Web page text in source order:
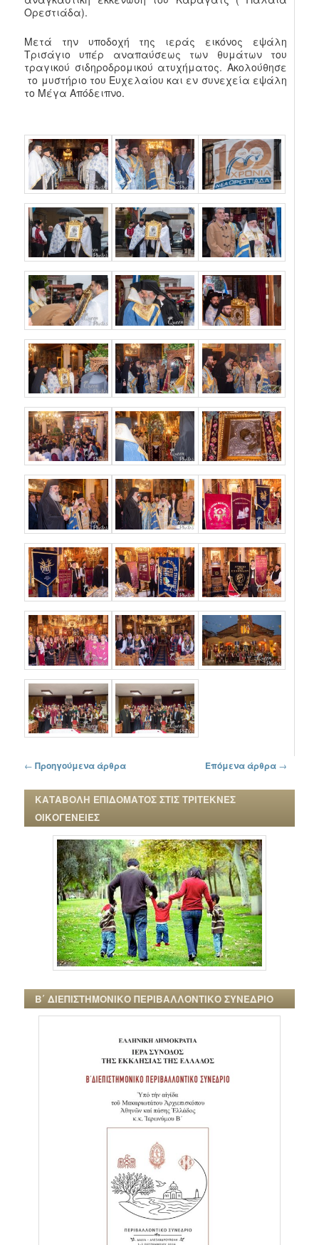
Ορεστιάδα).
Μετά την υποδοχή της ιεράς εικόνος εψάλη
Τρισάγιο υπέρ αναπαύσεως των θυμάτων του
τραγικού σιδηροδρομικού ατυχήματος. Ακολούθησε
το μυστήριο του Ευχελαίου και εν συνεχεία εψάλη
το Μέγα Απόδειπνο.
Πλοήγηση στα άρθρα
← Προηγούμενα άρθρα Επόμενα άρθρα →
ΚΑΤΑΒΟΛΗ ΕΠΙΔΟΜΑΤΟΣ ΣΤΙΣ ΤΡΙΤΕΚΝΕΣ
ΟΙΚΟΓΕΝΕΙΕΣ
Β΄ ΔΙΕΠΙΣΤΗΜΟΝΙΚΟ ΠΕΡΙΒΑΛΛΟΝΤΙΚΟ ΣΥΝΕΔΡΙΟ